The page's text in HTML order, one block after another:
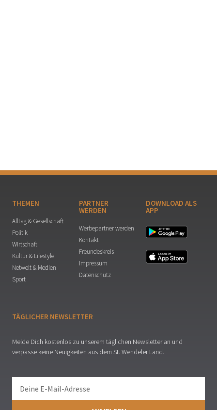
THEMEN
Alltag & Gesellschaft
Politik
Wirtschaft
Kultur & Lifestyle
Netwelt & Medien
Sport
PARTNER
WERDEN
Werbepartner werden
Kontakt
Freundeskreis
Impressum
Datenschutz
DOWNLOAD ALS
APP
TÄGLICHER NEWSLETTER
Melde Dich kostenlos zu unserem täglichen Newsletter an und
verpasse keine Neuigkeiten aus dem St. Wendeler Land.